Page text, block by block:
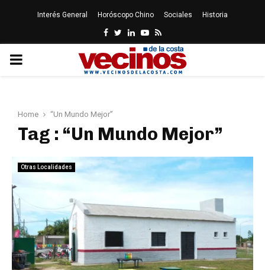
Interés General Horóscopo Chino Sociales Historia
Facebook
Twitter
LinkedinYoutube
Rss
PRIMARY
Home “Un Mundo Mejor”
Tag : “Un Mundo Mejor”
Otras Localidades